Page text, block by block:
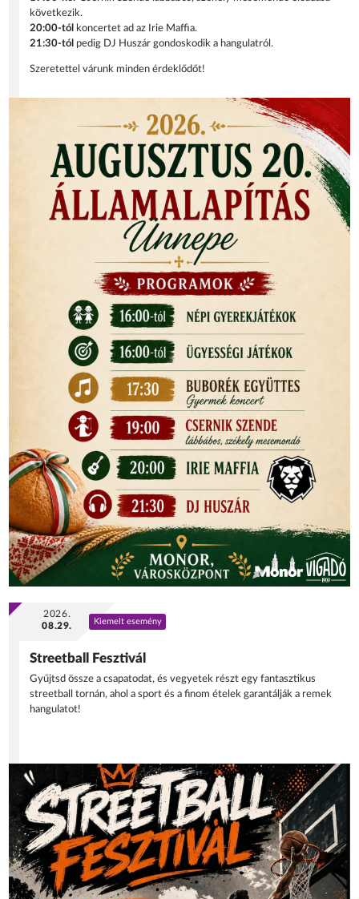
következik.
20:00-tól
koncertet ad az Irie Maffia.
21:30-tól pedig DJ Huszár gondoskodik a hangulatról.
Szeretettel várunk minden érdeklődőt!
2026.
08.29.
Kiemelt esemény
Streetball Fesztivál
Gyűjtsd össze a csapatodat, és vegyetek részt egy fantasztikus
streetball tornán, ahol a sport és a finom ételek garantálják a remek
hangulatot!